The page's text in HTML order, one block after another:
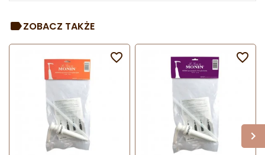
ZOBACZ TAKŻE
 